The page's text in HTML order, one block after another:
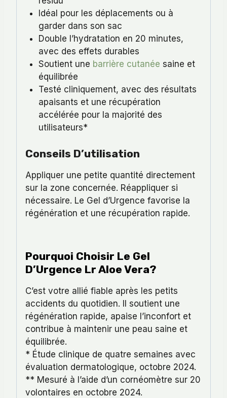
Idéal pour les déplacements ou à
garder dans son sac
Double l’hydratation en 20 minutes,
avec des effets durables
Soutient une barrière cutanée saine et
équilibrée
Testé cliniquement, avec des résultats
apaisants et une récupération
accélérée pour la majorité des
utilisateurs*
Conseils D’utilisation
Appliquer une petite quantité directement
sur la zone concernée. Réappliquer si
nécessaire. Le Gel d’Urgence favorise la
régénération et une récupération rapide.
Pourquoi Choisir Le Gel
D’Urgence Lr Aloe Vera?
C’est votre allié fiable après les petits
accidents du quotidien. Il soutient une
régénération rapide, apaise l’inconfort et
contribue à maintenir une peau saine et
équilibrée.
* Étude clinique de quatre semaines avec
évaluation dermatologique, octobre 2024.
** Mesuré à l’aide d’un cornéomètre sur 20
volontaires en octobre 2024.